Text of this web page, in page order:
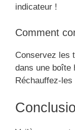
indicateur !
Comment
Conservez les
dans une boîte
Réchauffez-les